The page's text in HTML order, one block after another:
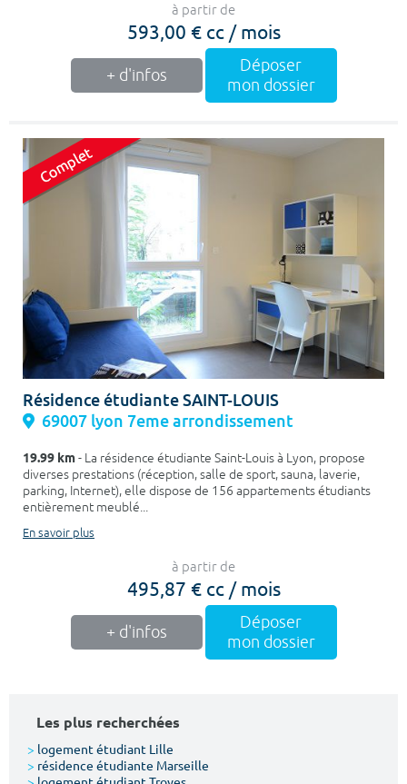
à partir de
593,00 € cc / mois
+ d'infos
Déposer
mon dossier
Résidence étudiante SAINT-LOUIS
69007 lyon 7eme arrondissement
19.99 km- La résidence étudiante Saint-Louis à Lyon, propose
diverses prestations (réception, salle de sport, sauna, laverie,
parking, Internet), elle dispose de 156 appartements étudiants
entièrement meublé...
En savoir plus
à partir de
495,87 € cc / mois
+ d'infos
Déposer
mon dossier
Les plus recherchées
> logement étudiant Lille
> résidence étudiante Marseille